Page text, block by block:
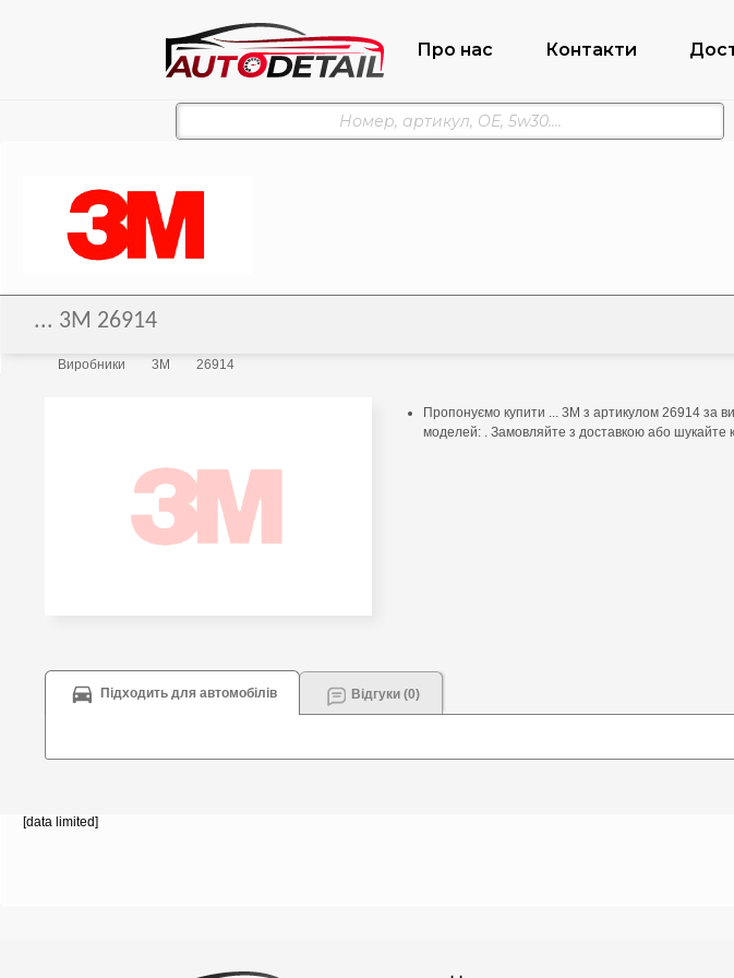
Про нас Контакти
... 3M 26914
Виробники 3M 26914
Пропонуємо купити ... 3M з артикулом 26914 за
моделей: . Замовляйте з доставкою або шукайте
Підходить для автомобілів Відгуки (0)
[data limited]